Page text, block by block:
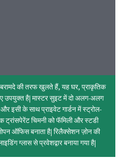
की तरफ खुलते हैं, यह घर, प्राकृतिक
उपयुक्त है| मास्टर सुइट में दो अलग-अलग
इसी के साथ प्राइवेट गार्डन में स्ट्रोल-
चिमनी को फॅमिली और स्टडी
ऑफिस बनाता है| रिलैक्सेशन ज़ोन की
ग्लास से प्रवेशद्वार बनाया गया है|